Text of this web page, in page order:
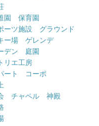
園 保育園
ーツ施設 グラウンド
ー場 ゲレンデ
デン 庭園
リエ工房
ート コーポ
チャペル 神殿